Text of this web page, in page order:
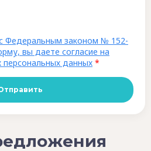
Федеральным законом № 152-
вы даете согласие на
персональных данных *